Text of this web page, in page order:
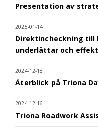
Presentation av
2025-01-14
Direktincheckning till
underlättar och
2024-12-18
Återblick på Triona
2024-12-16
Triona Roadwork